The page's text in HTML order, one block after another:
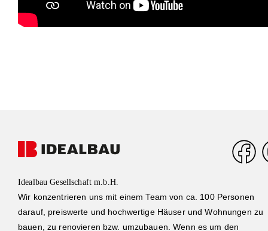
Idealbau Gesellschaft m.b.H.
Wir konzentrieren uns mit einem Team von ca. 100 Personen
darauf, preiswerte und hochwertige Häuser und Wohnungen zu
bauen, zu renovieren bzw. umzubauen. Wenn es um den